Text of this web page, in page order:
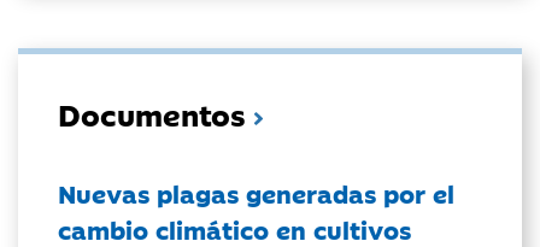
Documentos
Nuevas plagas generadas por el
cambio climático en cultivos